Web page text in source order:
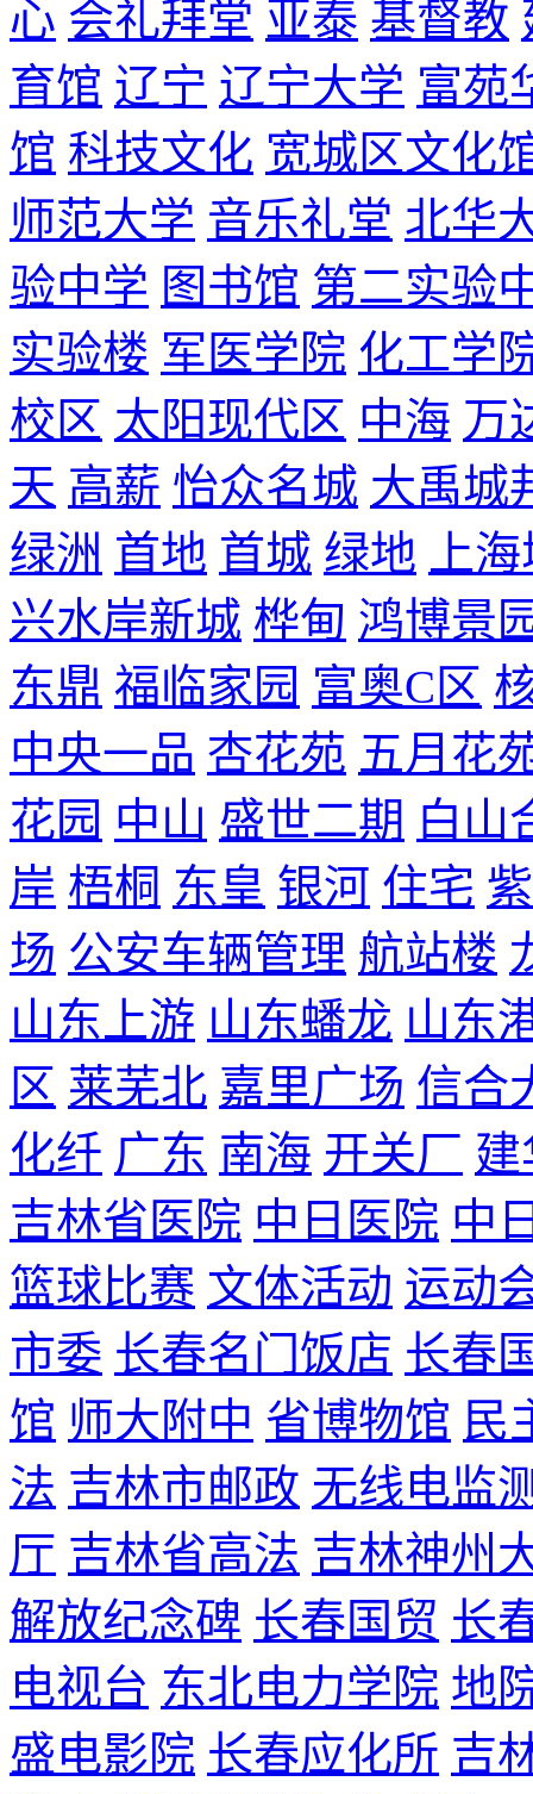
心 会礼拜堂 亚泰 基督教
育馆 辽宁 辽宁大学 富苑
馆 科技文化 宽城区文化
师范大学 音乐礼堂 北华
验中学 图书馆 第二实验
实验楼 军医学院 化工学
校区 太阳现代区 中海 万
天 高薪 怡众名城 大禹城
绿洲 首地 首城 绿地
上
兴水岸新城 桦甸 鸿博景
东鼎 福临家园 富奥C区
中央一品 杏花苑 五月花
花园 中山 盛世二期 白山
岸 梧桐 东皇 银河 住宅
场 公安车辆管理 航站楼
山东上游 山东蟠龙 山东
区 莱芜北 嘉里广场 信合
化纤 广东 南海 开关厂 建
吉林省医院 中日医院 中
篮球比赛 文体活动 运动
市委 长春名门饭店 长春
馆 师大附中 省博物馆 民
法 吉林市邮政 无线电监
厅 吉林省高法 吉林神州
解放纪念碑 长春国贸 长
电视台 东北电力学院 地
盛电影院 长春应化所 吉